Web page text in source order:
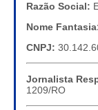
Razão Social:
Nome
CNPJ:
Jornalista
1209/RO